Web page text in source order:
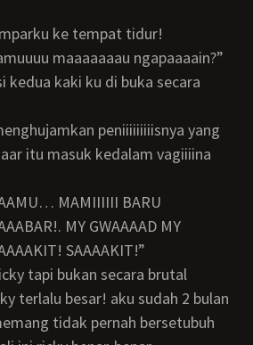
ke tempat tidur!
maaaaaaau ngapaaaain?”
itu masuk kedalam vagiiiina
MY GWAAAAD MY
SAAAAKIT!”
terlalu besar! aku sudah 2 bulan
tidak pernah bersetubuh